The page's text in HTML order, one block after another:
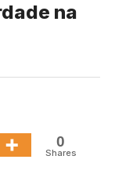
na
0
Shares